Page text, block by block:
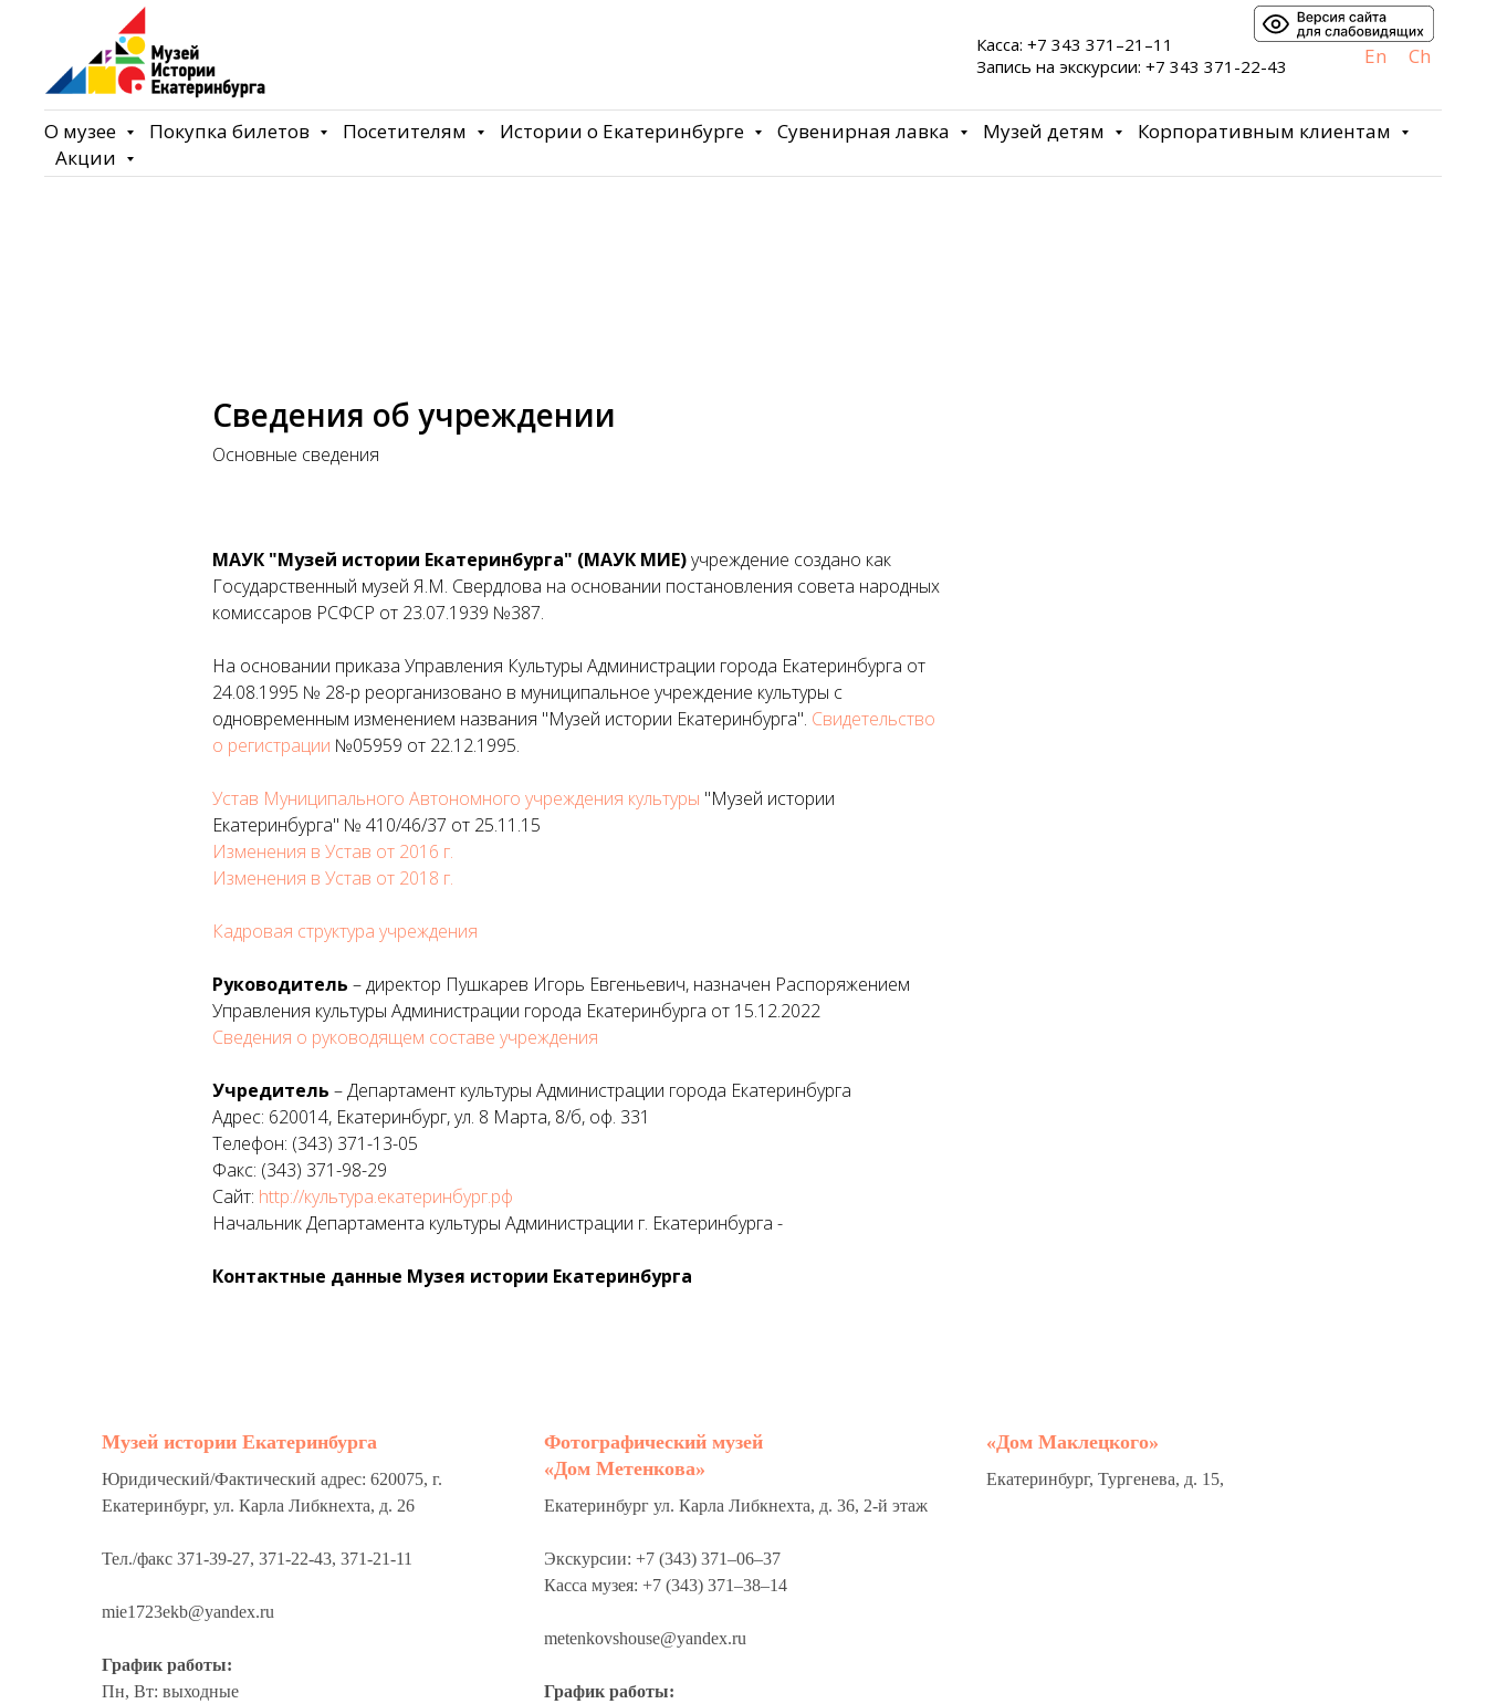
Касса: +7 343 371–21–11
Запись на экскурсии: +7 343 371-22-43
En Ch
О музее Покупка билетов Посетителям Истории о Екатеринбурге Сувенирная лавка Музей детям
Корпоративным клиентам
Акции
Сведения об учреждении
Основные сведения
МАУК "Музей истории Екатеринбурга" (МАУК МИЕ)учреждение создано как
Государственный музей Я.М. Свердлова на основании постановления совета народных
комиссаров РСФСР от 23.07.1939 №387.
На основании приказа Управления Культуры Администрации города Екатеринбурга от
24.08.1995 № 28-р реорганизовано в муниципальное учреждение культуры с
одновременным изменением названия "Музей истории Екатеринбурга". Свидетельство
о регистрации №05959 от 22.12.1995.
Устав Муниципального Автономного учреждения культуры "Музей истории
Екатеринбурга" № 410/46/37 от 25.11.15
Изменения в Устав от 2016 г.
Изменения в Устав от 2018 г.
Кадровая структура учреждения
Руководитель – директор Пушкарев Игорь Евгеньевич, назначен Распоряжением
Управления культуры Администрации города Екатеринбурга от 15.12.2022
Сведения о руководящем составе учреждения
Учредитель – Департамент культуры Администрации города Екатеринбурга
Адрес: 620014, Екатеринбург, ул. 8 Марта, 8/б, оф. 331
Телефон: (343) 371-13-05
Факс: (343) 371-98-29
Сайт: http://культура.екатеринбург.рф
Начальник Департамента культуры Администрации г. Екатеринбурга -
Контактные данные Музея истории Екатеринбурга
Музей истории Екатеринбурга
Юридический/Фактический адрес: 620075, г.
Екатеринбург, ул. Карла Либкнехта, д. 26
Тел./факс 371-39-27, 371-22-43, 371-21-11
mie1723ekb@yandex.ru
График работы:
Пн, Вт: выходные
Фотографический музей
«Дом Метенкова»
Екатеринбург ул. Карла Либкнехта, д. 36, 2-й этаж
Экскурсии: +7 (343) 371‒06‒37
Касса музея: +7 (343) 371‒38‒14
metenkovshouse@yandex.ru
График работы:
«Дом Маклецкого»
Екатеринбург, Тургенева, д. 15,